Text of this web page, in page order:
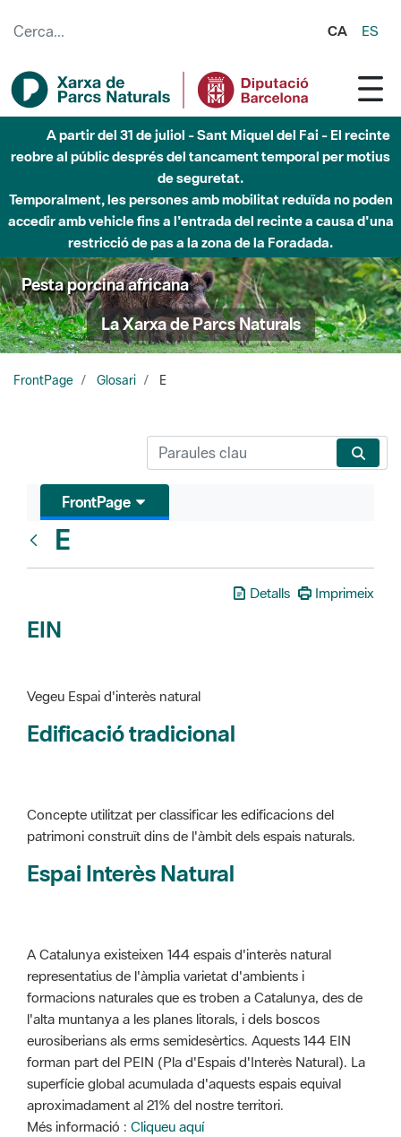
CA ES
A partir del 31 de juliol - Sant Miquel del Fai - El recinte
reobre al públic després del tancament temporal per motius
de seguretat.
Temporalment, les persones amb mobilitat reduïda no poden
accedir amb vehicle fins a l'entrada del recinte a causa d'una
restricció de pas a la zona de la Foradada.
Pesta porcina africana
La Xarxa de Parcs Naturals
FrontPage Glosari E
FrontPage
E
Detalls Imprimeix
EIN
Vegeu Espai d'interès natural
Edificació tradicional
Concepte utilitzat per classificar les edificacions del
patrimoni construït dins de l'àmbit dels espais naturals.
Espai Interès Natural
A Catalunya existeixen 144 espais d'interès natural
representatius de l'àmplia varietat d'ambients i
formacions naturales que es troben a Catalunya, des de
l'alta muntanya a les planes litorals, i dels boscos
eurosiberians als erms semidesèrtics. Aquests 144 EIN
forman part del PEIN (Pla d'Espais d'Interès Natural). La
superfície global acumulada d'aquests espais equival
aproximadament al 21% del nostre territori.
Més informació : Cliqueu aquí